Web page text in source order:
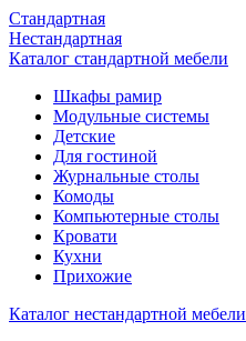
Стандартная
Нестандартная
Каталог стандартной мебели
Шкафы рамир
Модульные системы
Детские
Для гостиной
Журнальные столы
Комоды
Компьютерные столы
Кровати
Кухни
Прихожие
Каталог нестандартной мебели